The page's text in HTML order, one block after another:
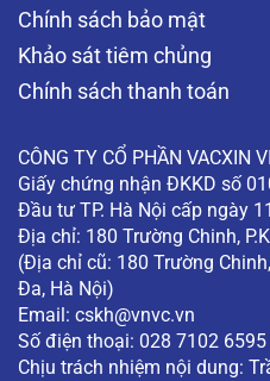
Chính sách bảo mật
Khảo sát tiêm chủng
Chính sách thanh toán
CÔNG TY CỔ PHẦN VACXIN
Giấy chứng nhận ĐKKD số
Đầu tư TP. Hà Nội cấp ngày
Địa chỉ: 180 Trường Chinh,
(Địa chỉ cũ: 180 Trường
Đa, Hà Nội)
Email: cskh@vnvc.vn
Số điện thoại: 028 7102 6595
Chịu trách nhiệm nội dung: